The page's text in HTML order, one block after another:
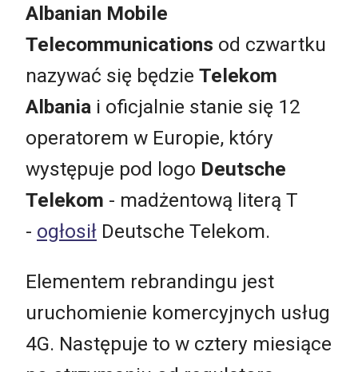
Albanian Mobile
Telecommunications od czwartku
nazywać się będzie Telekom
Albania i oficjalnie stanie się 12
operatorem w Europie, który
występuje pod logo Deutsche
Telekom - madżentową literą T
- ogłosił Deutsche Telekom.
Elementem rebrandingu jest
uruchomienie komercyjnych usług
4G. Następuje to w cztery miesiące